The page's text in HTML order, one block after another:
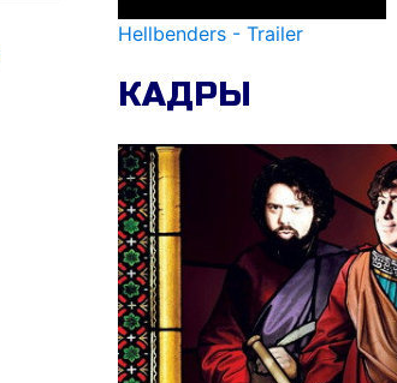
Hellbenders - Trailer
КАДРЫ